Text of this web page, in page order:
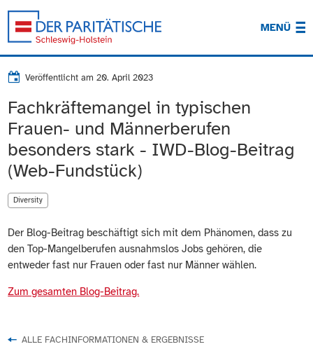
MENÜ
Veröffentlicht am20. April 2023
Fachkräftemangel in typischen
Frauen- und Männerberufen
besonders stark - IWD-Blog-Beitrag
(Web-Fundstück)
Diversity
Der Blog-Beitrag beschäftigt sich mit dem Phänomen, dass zu
den Top-Mangelberufen ausnahmslos Jobs gehören, die
entweder fast nur Frauen oder fast nur Männer wählen.
Zum gesamten Blog-Beitrag.
ALLE FACHINFORMATIONEN & ERGEBNISSE